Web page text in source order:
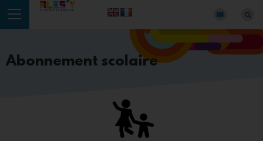
Abonnement scolaire
Panneau de gestion des cookies